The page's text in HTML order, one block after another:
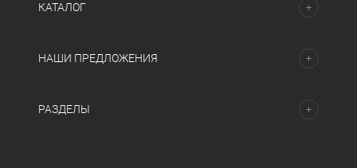
КАТАЛОГ
НАШИ ПРЕДЛОЖЕНИЯ
РАЗДЕЛЫ